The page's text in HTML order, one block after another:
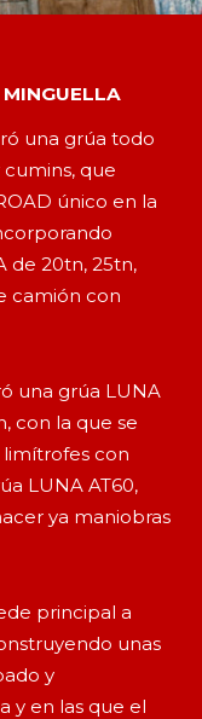
una grúa todo
que
único en la
de 20tn, 25tn,
camión con
una grúa LUNA
con la que se
limítrofes con
LUNA AT60,
ya maniobras
principal a
unas
y
y en las que el